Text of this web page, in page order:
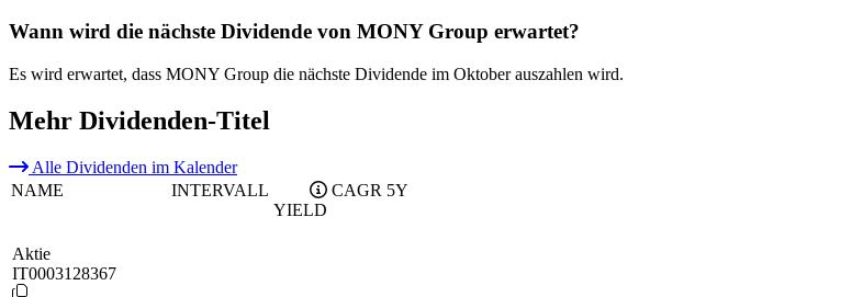
Wann wird die nächste Dividende von MONY Group erwartet?
Es wird erwartet, dass MONY Group die nächste Dividende im Oktober auszahlen wird.
Mehr Dividenden-Titel
Alle Dividenden im Kalender
NAME
INTERVALL
YIELD
CAGR 5Y
Aktie
IT0003128367